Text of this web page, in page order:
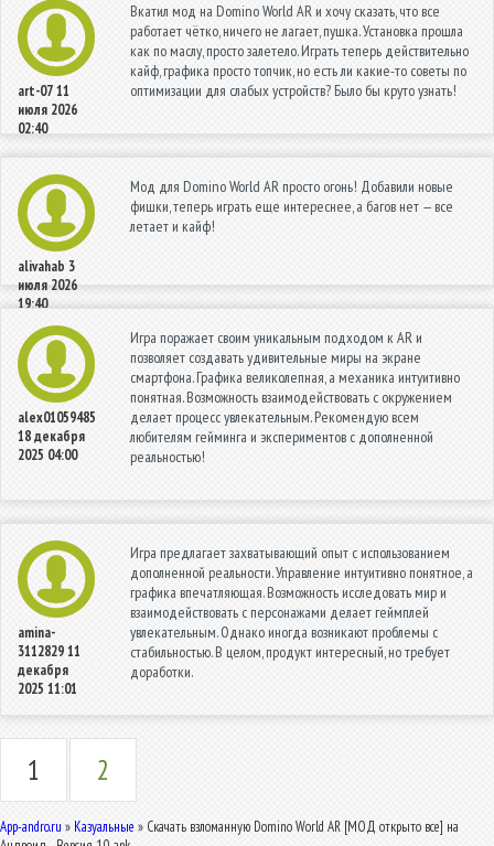
art-0711
июля 2026
02:40
Вкатил мод на Domino World AR и хочу сказать, что все
работает чётко, ничего не лагает, пушка. Установка прошла
как по маслу, просто залетело. Играть теперь действительно
кайф, графика просто топчик, но есть ли какие-то советы по
оптимизации для слабых устройств? Было бы круто узнать!
alivahab 3
июля 2026
19:40
Мод для Domino World AR просто огонь! Добавили новые
фишки, теперь играть еще интереснее, а багов нет — все
летает и кайф!
alex01059485
18 декабря
2025 04:00
Игра поражает своим уникальным подходом к AR и
позволяет создавать удивительные миры на экране
смартфона. Графика великолепная, а механика интуитивно
понятная. Возможность взаимодействовать с окружением
делает процесс увлекательным. Рекомендую всем
любителям гейминга и экспериментов с дополненной
реальностью!
amina-
311282911
декабря
2025 11:01
Игра предлагает захватывающий опыт с использованием
дополненной реальности. Управление интуитивно понятное, а
графика впечатляющая. Возможность исследовать мир и
взаимодействовать с персонажами делает геймплей
увлекательным. Однако иногда возникают проблемы с
стабильностью. В целом, продукт интересный, но требует
доработки.
1 2
App-andro.ru » Казуальные » Скачать взломанную Domino World AR [МОД открыто все] на